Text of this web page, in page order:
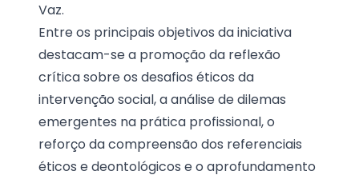
Vaz.
Entre os principais objetivos da iniciativa
destacam-se a promoção da reflexão
crítica sobre os desafios éticos da
intervenção social, a análise de dilemas
emergentes na prática profissional, o
reforço da compreensão dos referenciais
éticos e deontológicos e o aprofundamento